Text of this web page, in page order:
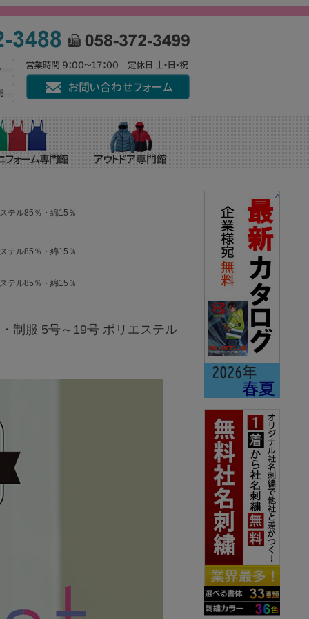
テル85％・綿15％
テル85％・綿15％
テル85％・綿15％
制服 5号～19号 ポリエステル
^